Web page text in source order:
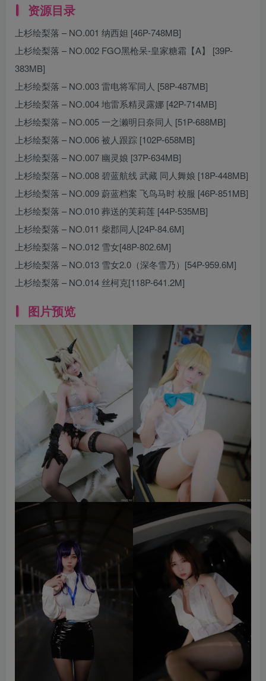
资源目录
上杉绘梨落 – NO.001 纳西妲 [46P-748MB]
上杉绘梨落 – NO.002 FGO黑枪呆-皇家糖霜【A】 [39P-
383MB]
上杉绘梨落 – NO.003 雷电将军同人 [58P-487MB]
上杉绘梨落 – NO.004 地雷系精灵露娜 [42P-714MB]
上杉绘梨落 – NO.005 一之濑明日奈同人 [51P-688MB]
上杉绘梨落 – NO.006 被人跟踪 [102P-658MB]
上杉绘梨落 – NO.007 幽灵娘 [37P-634MB]
上杉绘梨落 – NO.008 碧蓝航线 武藏 同人舞娘 [18P-448MB]
上杉绘梨落 – NO.009 蔚蓝档案 飞鸟马时 校服 [46P-851MB]
上杉绘梨落 – NO.010 葬送的芙莉莲 [44P-535MB]
上杉绘梨落 – NO.011 柴郡同人[24P-84.6M]
上杉绘梨落 – NO.012 雪女[48P-802.6M]
上杉绘梨落 – NO.013 雪女2.0（深冬雪乃）[54P-959.6M]
上杉绘梨落 – NO.014 丝柯克[118P-641.2M]
图片预览